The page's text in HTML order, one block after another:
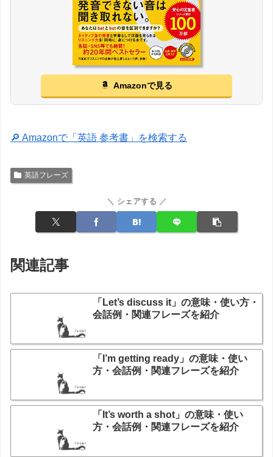
Amazonで見る
🔎 Amazonで「英語 参考書」を検索する
英語フレーズ
＼ シェアする ／
関連記事
「Let’s discuss it」の意味・使い方・
会話例・関連フレーズを紹介
「I’m getting ready」の意味・使い
方・会話例・関連フレーズを紹介
「It’s worth a shot」の意味・使い
方・会話例・関連フレーズを紹介